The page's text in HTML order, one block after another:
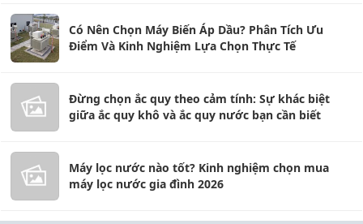
Có Nên Chọn Máy Biến Áp Dầu? Phân Tích Ưu
Điểm Và Kinh Nghiệm Lựa Chọn Thực Tế
Đừng chọn ắc quy theo cảm tính: Sự khác biệt
giữa ắc quy khô và ắc quy nước bạn cần biết
Máy lọc nước nào tốt? Kinh nghiệm chọn mua
máy lọc nước gia đình 2026